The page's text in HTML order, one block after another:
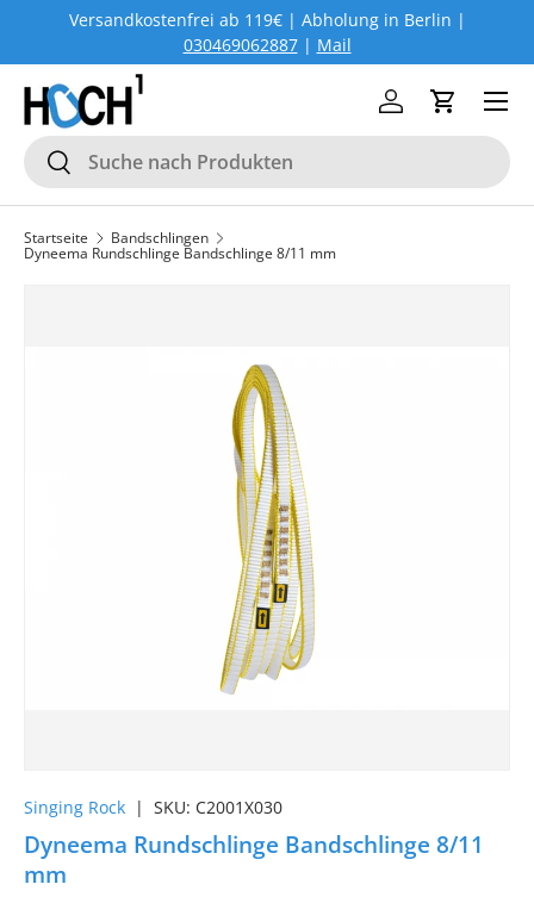
DIREKT ZUM INHALT
Versandkostenfrei ab 119€ | Abholung in Berlin |
030469062887| Mail
Suchen
Suchen
Einloggen
Menü
Startseite Bandschlingen
Dyneema Rundschlinge Bandschlinge 8/11 mm
Singing Rock | SKU: C2001X030
Dyneema Rundschlinge Bandschlinge 8/11
mm